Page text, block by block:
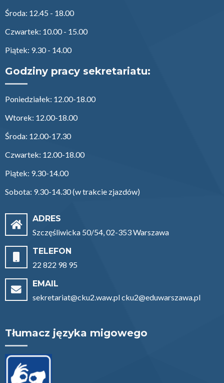
Środa: 12.45 - 18.00
Czwartek: 10.00 - 15.00
Piątek: 9.30 - 14.00
Godziny pracy sekretariatu:
Poniedziałek: 12.00-18.00
Wtorek: 12.00-18.00
Środa: 12.00-17.30
Czwartek: 12.00-18.00
Piątek: 9.30-14.00
Sobota: 9.30-14.30 (w trakcie zjazdów)
ADRES
Szczęśliwicka 50/54, 02-353 Warszawa
TELEFON
22 822 98 95
EMAIL
sekretariat@cku2.waw.pl cku2@eduwarszawa.pl
Tłumacz języka migowego